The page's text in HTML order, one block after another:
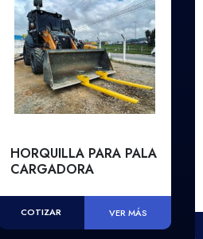
HORQUILLA PARA PALA
CARGADORA
COTIZAR VER MÁS